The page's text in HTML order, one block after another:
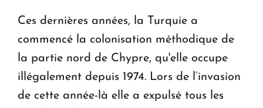
Ces dernières années, la Turquie a
commencé la colonisation méthodique de
la partie nord de Chypre, qu'elle occupe
illégalement depuis 1974. Lors de l’invasion
de cette année-là elle a expulsé tous les